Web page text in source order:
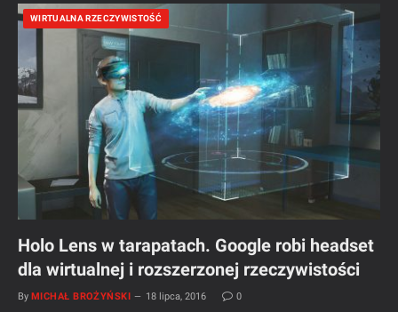
WIRTUALNA RZECZYWISTOŚĆ
Holo Lens w tarapatach. Google robi headset
dla wirtualnej i rozszerzonej rzeczywistości
By MICHAŁ BROŻYŃSKI 18 lipca, 2016 0